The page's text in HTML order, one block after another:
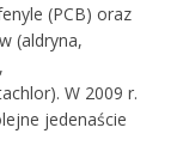
(PCB) oraz
(aldryna,
W 2009 r.
jedenaście